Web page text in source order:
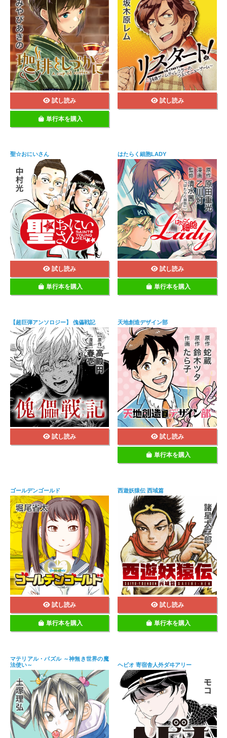
試し読み
単行本を購入
試し読み
聖☆おにいさん
試し読み
単行本を購入
はたらく細胞LADY
試し読み
単行本を購入
【超巨弾アンソロジー】 傀儡戦記
試し読み
天地創造デザイン部
試し読み
単行本を購入
ゴールデンゴールド
試し読み
単行本を購入
西遊妖猿伝 西域篇
試し読み
単行本を購入
マテリアル・パズル ～神無き世界の魔
法使い～
ヘビオ 寄宿舎人外ダヰアリー